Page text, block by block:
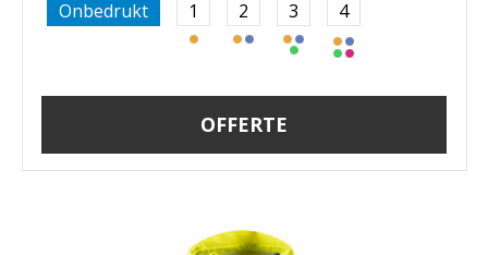
Onbedrukt 1 2 3 4
OFFERTE